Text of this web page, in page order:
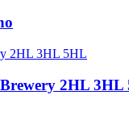
2HL 3HL